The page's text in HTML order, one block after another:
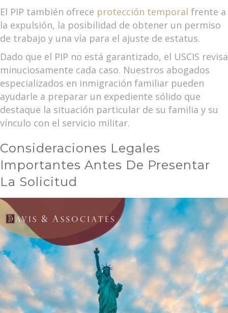
El PIP también ofrece protección temporal frente a
la expulsión, la posibilidad de obtener un permiso
de trabajo y una vía para el ajuste de estatus.
Dado que el PIP no está garantizado, el USCIS revisa
minuciosamente cada caso. Nuestros abogados
especializados en inmigración familiar pueden
ayudarle a preparar un expediente sólido que
destaque la situación particular de su familia y su
vínculo con el servicio militar.
Consideraciones Legales
Importantes Antes De Presentar
La Solicitud